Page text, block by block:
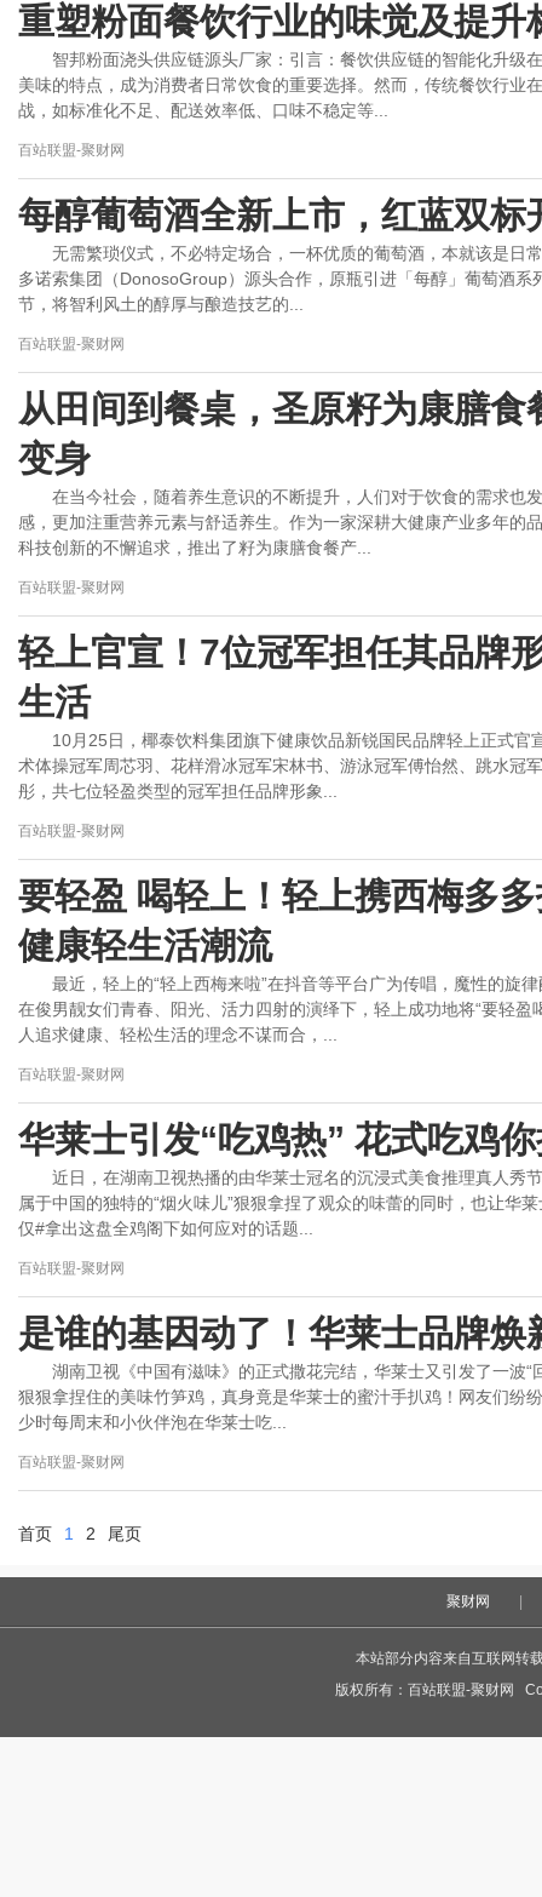
重塑粉面餐饮行业的味觉及提升
智邦粉面浇头供应链源头厂家：引言：餐饮供应链的智能化升级
美味的特点，成为消费者日常饮食的重要选择。然而，传统餐饮行业
战，如标准化不足、配送效率低、口味不稳定等...
百站联盟-聚财网
每醇葡萄酒全新上市，红蓝双标
无需繁琐仪式，不必特定场合，一杯优质的葡萄酒，本就该是日
多诺索集团（DonosoGroup）源头合作，原瓶引进「每醇」葡萄酒
节，将智利风土的醇厚与酿造技艺的...
百站联盟-聚财网
从田间到餐桌，圣原籽为康膳
变身
在当今社会，随着养生意识的不断提升，人们对于饮食的需求也
感，更加注重营养元素与舒适养生。作为一家深耕大健康产业多年的
科技创新的不懈追求，推出了籽为康膳食餐产...
百站联盟-聚财网
轻上官宣！7位冠军担任其品牌
生活
10月25日，椰泰饮料集团旗下健康饮品新锐国民品牌轻上正式
术体操冠军周芯羽、花样滑冰冠军宋林书、游泳冠军傅怡然、跳水冠
彤，共七位轻盈类型的冠军担任品牌形象...
百站联盟-聚财网
要轻盈 喝轻上！轻上携西梅多
健康轻生活潮流
最近，轻上的“轻上西梅来啦”在抖音等平台广为传唱，魔性的旋
在俊男靓女们青春、阳光、活力四射的演绎下，轻上成功地将“要轻
人追求健康、轻松生活的理念不谋而合，...
百站联盟-聚财网
华莱士引发“吃鸡热” 花式吃鸡
近日，在湖南卫视热播的由华莱士冠名的沉浸式美食推理真人秀
属于中国的独特的“烟火味儿”狠狠拿捏了观众的味蕾的同时，也让华
仅#拿出这盘全鸡阁下如何应对的话题...
百站联盟-聚财网
是谁的基因动了！华莱士品牌焕
湖南卫视《中国有滋味》的正式撒花完结，华莱士又引发了一波
狠狠拿捏住的美味竹笋鸡，真身竟是华莱士的蜜汁手扒鸡！网友们纷
少时每周末和小伙伴泡在华莱士吃...
百站联盟-聚财网
首页 1 2 尾页
聚财网
本站部分内容来自互联网转
版权所有： 百站联盟-聚财网